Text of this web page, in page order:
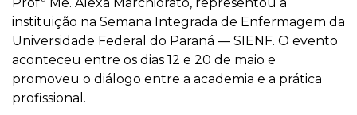
instituição na Semana Integrada de Enfermagem da
Universidade Federal do Paraná — SIENF. O evento
aconteceu entre os dias 12 e 20 de maio e
promoveu o diálogo entre a academia e a prática
profissional.